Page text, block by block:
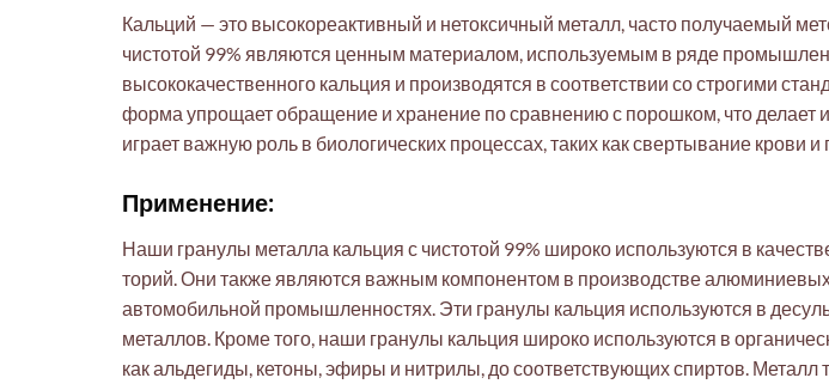
Кальций — это высокореактивный и нетоксичный металл, часто получаемый
чистотой 99% являются ценным материалом, используемым в ряде
высококачественного кальция и производятся в соответствии со строгими
форма упрощает обращение и хранение по сравнению с порошком, что
играет важную роль в биологических процессах, таких как свертывание крови
Применение:
Наши гранулы металла кальция с чистотой 99% широко используются в
торий. Они также являются важным компонентом в производстве
автомобильной промышленностях. Эти гранулы кальция используются в
металлов. Кроме того, наши гранулы кальция широко используются в
как альдегиды, кетоны, эфиры и нитрилы, до соответствующих спиртов.